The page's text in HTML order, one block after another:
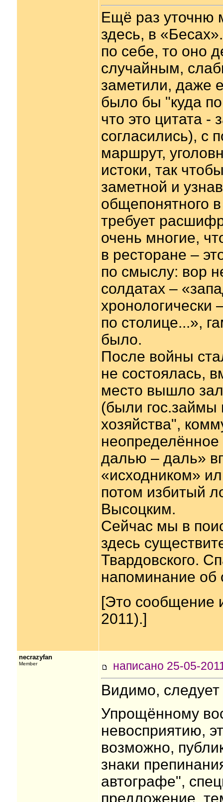
Ещё раз уточню
здесь, в
по себе, то оно
случайным,
заметили, даже
было бы "куда
что это цитата -
согласились), с
маршрут,
истоки, так
заметной и
общепонятного
требует
очень многие,
в ресторане –
по смыслу: вор
солдатах –
хронологически
по столице...»,
было.
После войны
не состоялась,
место вышло
(были гос.займы
хозяйства",
далью – даль»
«исходником»
потом избитый
Высоцким.
Сейчас мы в
здесь
Твардовского.
напоминание об
[Это сообщение
2011).]
necrazyfan
Member написано 25-05-
Видимо, следует
Упрощённому
невосприятию,
возможно,
знаки
автографе",
предложение,